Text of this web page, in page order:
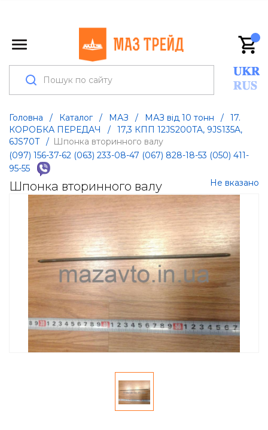
Головна / Каталог / МАЗ / МАЗ від 10 тонн /
17.
КОРОБКА ПЕРЕДАЧ
/
17,3 КПП 12JS200TA, 9JS135A,
6JS70T
/ Шпонка вторинного валу
(097) 156-37-62 (063) 233-08-47 (067) 828-18-53 (050) 411-
95-55
Шпонка вторинного валу Не вказано